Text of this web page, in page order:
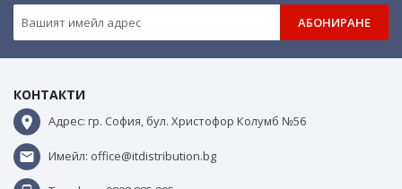
АБОНИРАНЕ
КОНТАКТИ
Адрес: гр. София, бул. Христофор Колумб №56
Имейл: office@itdistribution.bg